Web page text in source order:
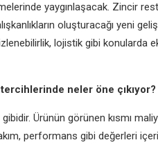
yaygınlaşacak. Zincir
oluşturacağı yeni
lojistik gibi konularda
neler öne
Ürünün görünen kısmı
performans gibi değerleri